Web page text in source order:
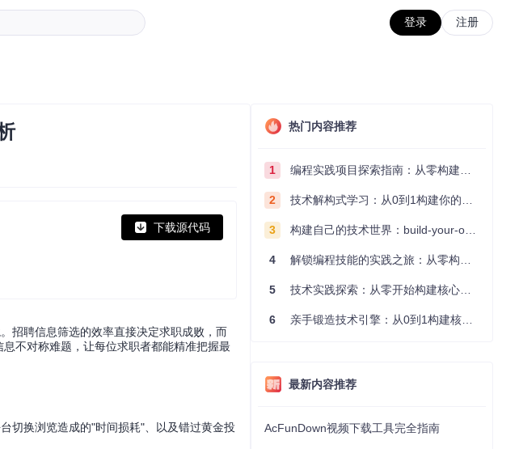
登录 注册
下载源代码
招聘信息筛选的效率直接决定求职成败，而
不对称难题，让每位求职者都能精准把握最
切换浏览造成的"时间损耗"、以及错过黄金投
热门内容推荐
1 编程实践项目探索指南：从零构建技术能力体系
2 技术解构式学习：从0到1构建你的编程知识体系
3 构建自己的技术世界：build-your-own-x项目的实践探索指南
4 解锁编程技能的实践之旅：从零构建你的技术世界
5 技术实践探索：从零开始构建核心系统的实践指南
6 亲手锻造技术引擎：从0到1构建核心系统的实践指南
最新内容推荐
AcFunDown视频下载工具完全指南